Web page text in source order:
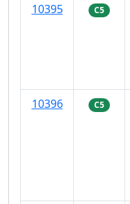
10395
C5
10396
C5